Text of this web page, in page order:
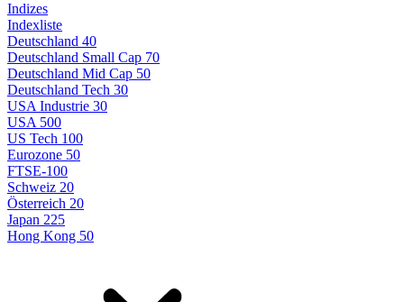
Indizes
Indexliste
Deutschland 40
Deutschland Small Cap 70
Deutschland Mid Cap 50
Deutschland Tech 30
USA Industrie 30
USA 500
US Tech 100
Eurozone 50
FTSE-100
Schweiz 20
Österreich 20
Japan 225
Hong Kong 50